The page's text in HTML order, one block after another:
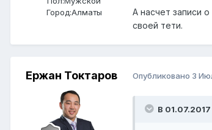
Город:Алматы
А насчет записи
своей тети.
Ержан Токтаров Опубликовано 3
В 01.07.2017